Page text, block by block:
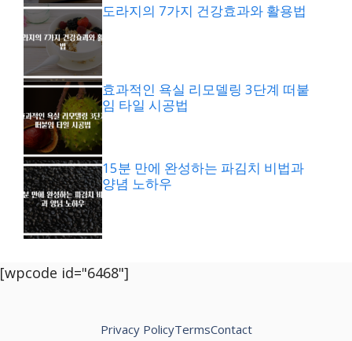
도라지의 7가지 건강효과와 활용법
효과적인 욕실 리모델링 3단계 떠붙
임 타일 시공법
15분 만에 완성하는 파김치 비법과
양념 노하우
[wpcode id="6468"]
Privacy PolicyTermsContact